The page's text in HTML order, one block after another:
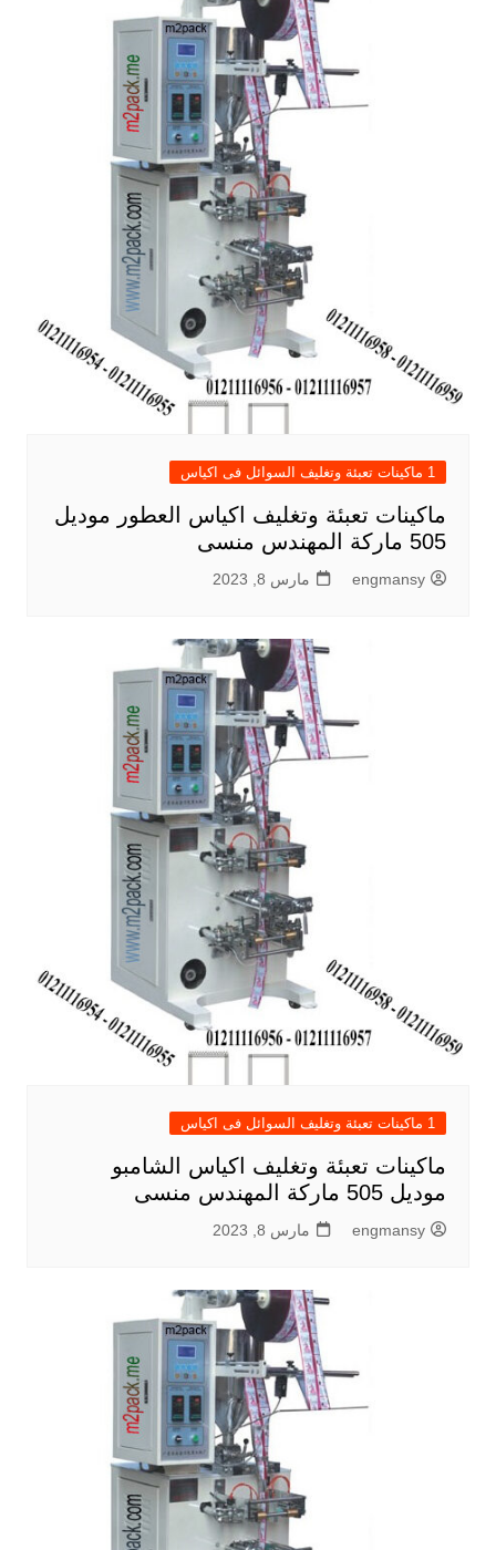
1 ماكينات تعبئة وتغليف السوائل فى اكياس
ماكينات تعبئة وتغليف اكياس العطور موديل
505 ماركة المهندس منسى
engmansy مارس 8, 2023
1 ماكينات تعبئة وتغليف السوائل فى اكياس
ماكينات تعبئة وتغليف اكياس الشامبو
موديل 505 ماركة المهندس منسى
engmansy مارس 8, 2023